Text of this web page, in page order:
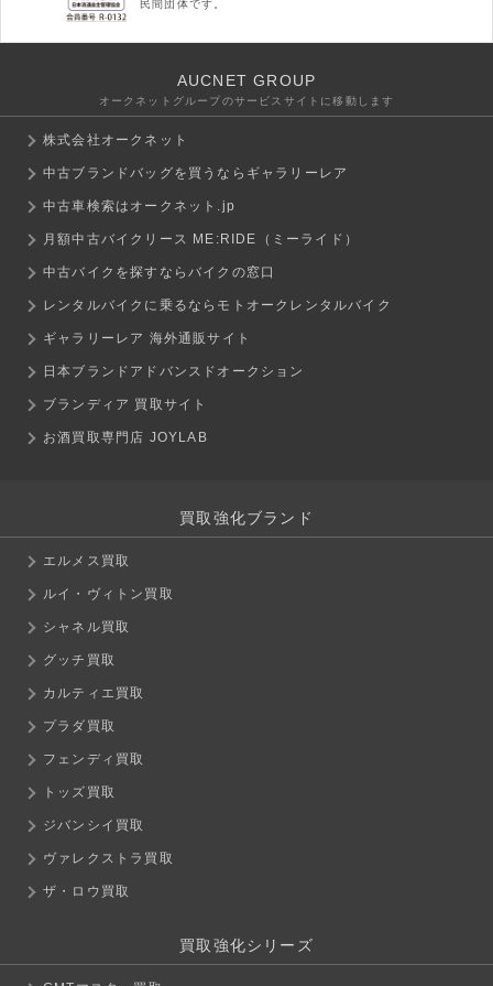
民間団体です。
AUCNET GROUP
オークネットグループのサービスサイトに移動します
株式会社オークネット
中古ブランドバッグを買うならギャラリーレア
中古車検索はオークネット.jp
月額中古バイクリース ME:RIDE（ミーライド）
中古バイクを探すならバイクの窓口
レンタルバイクに乗るならモトオークレンタルバイク
ギャラリーレア 海外通販サイト
日本ブランドアドバンスドオークション
ブランディア 買取サイト
お酒買取専門店 JOYLAB
買取強化ブランド
エルメス買取
ルイ・ヴィトン買取
シャネル買取
グッチ買取
カルティエ買取
プラダ買取
フェンディ買取
トッズ買取
ジバンシイ買取
ヴァレクストラ買取
ザ・ロウ買取
買取強化シリーズ